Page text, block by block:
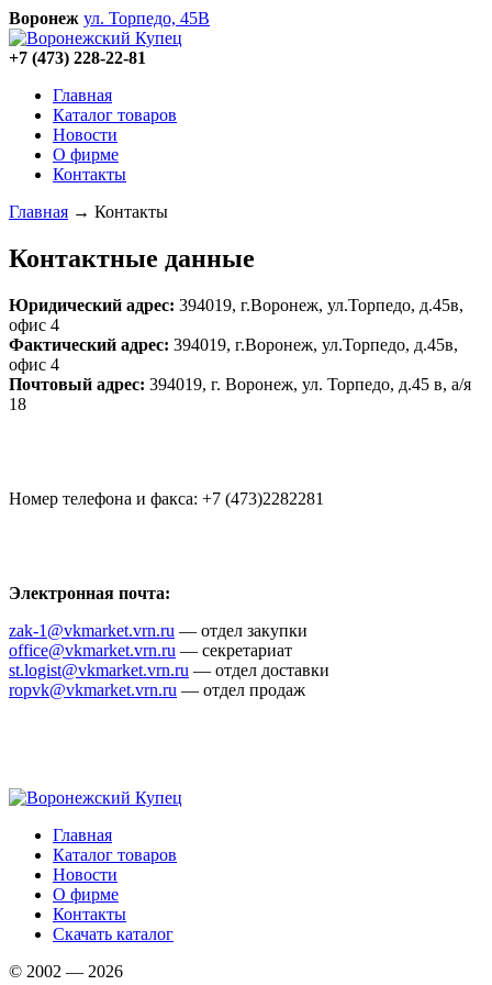
Воронеж ул. Торпедо, 45В
+7 (473) 228-22-81
Главная
Каталог товаров
Новости
О фирме
Контакты
Главная → Контакты
Контактные данные
Юридический адрес: 394019, г.Воронеж, ул.Торпедо, д.45в,
офис 4
Фактический адрес: 394019, г.Воронеж, ул.Торпедо, д.45в,
офис 4
Почтовый адрес: 394019, г. Воронеж, ул. Торпедо, д.45 в, а/я
18
Номер телефона и факса: +7 (473)2282281
Электронная почта:
zak-1@vkmarket.vrn.ru — отдел закупки
office@vkmarket.vrn.ru — секретариат
st.logist@vkmarket.vrn.ru — отдел доставки
ropvk@vkmarket.vrn.ru — отдел продаж
Главная
Каталог товаров
Новости
О фирме
Контакты
Скачать каталог
© 2002 — 2026